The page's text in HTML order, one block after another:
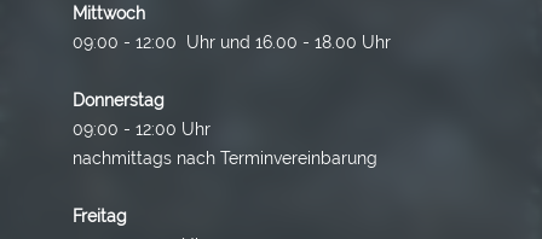
Mittwoch
09:00 - 12:00 Uhr und 16.00 - 18.00 Uhr
Donnerstag
09:00 - 12:00 Uhr
nachmittags nach Terminvereinbarung
Freitag